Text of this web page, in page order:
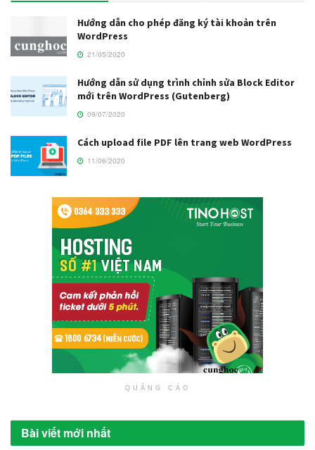
Hướng dẫn cho phép đăng ký tài khoản trên
WordPress
21/05/2020
Hướng dẫn sử dụng trình chỉnh sửa Block Editor
mới trên WordPress (Gutenberg)
09/07/2020
Cách upload file PDF lên trang web WordPress
11/06/2020
QUẢNG CÁO
Bài viết mới nhất